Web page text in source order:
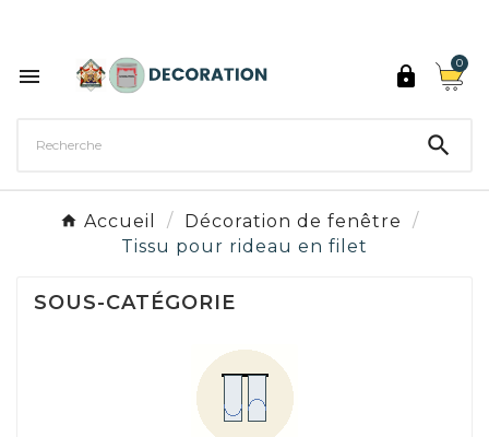
 
0

Accueil
Décoration de fenêtre
Tissu pour rideau en filet
SOUS-CATÉGORIE